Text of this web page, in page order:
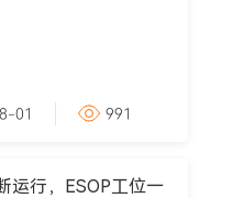
01 991
运行，ESOP工位一